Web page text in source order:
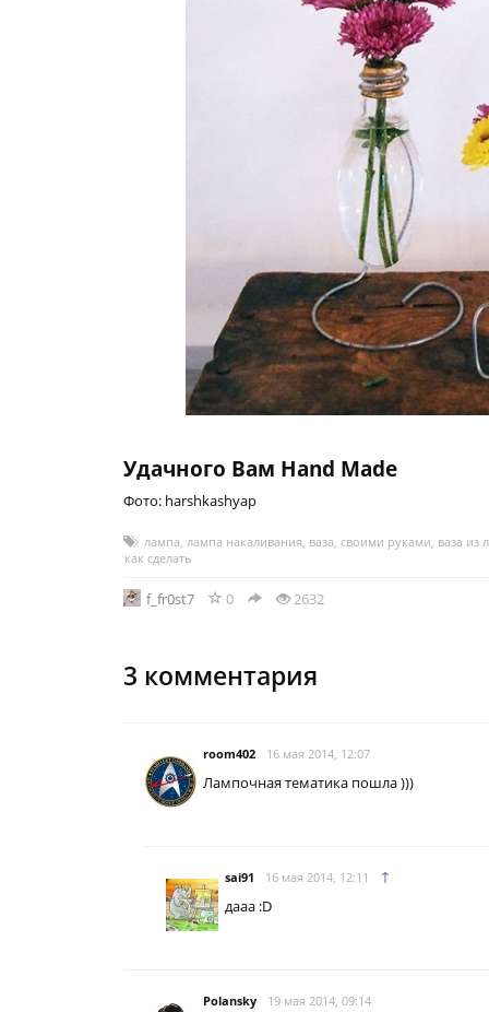
Удачного Вам Hand Made
Фото: harshkashyap
лампа, лампа накаливания, ваза, своими руками, ваза из
как сделать
f_fr0st7 0 2632
3 комментария
room402 16 мая 2014, 12:07
Лампочная тематика пошла )))
sai91 16 мая 2014, 12:11
↑
дааа :D
Polansky 19 мая 2014, 09:14